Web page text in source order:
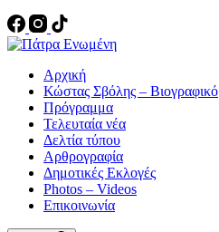
Αρχική
Κώστας Σβόλης – Βιογραφικό
Πρόγραμμα
Τελευταία νέα
Δελτία τύπου
Αρθρογραφία
Δημοτικές Εκλογές
Photos – Videos
Επικοινωνία